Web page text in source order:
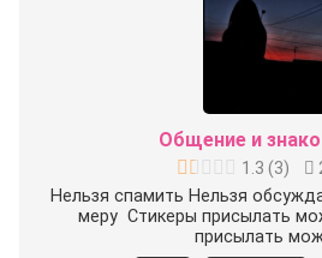
Общение и
1.3 (3)
Нельзя спамить Нельзя
меру ️ Стикеры присылать
присылать